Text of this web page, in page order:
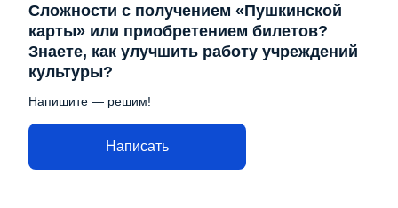
Сложности с получением «Пушкинской
карты» или приобретением билетов?
Знаете, как улучшить работу учреждений
культуры?
Напишите — решим!
Написать